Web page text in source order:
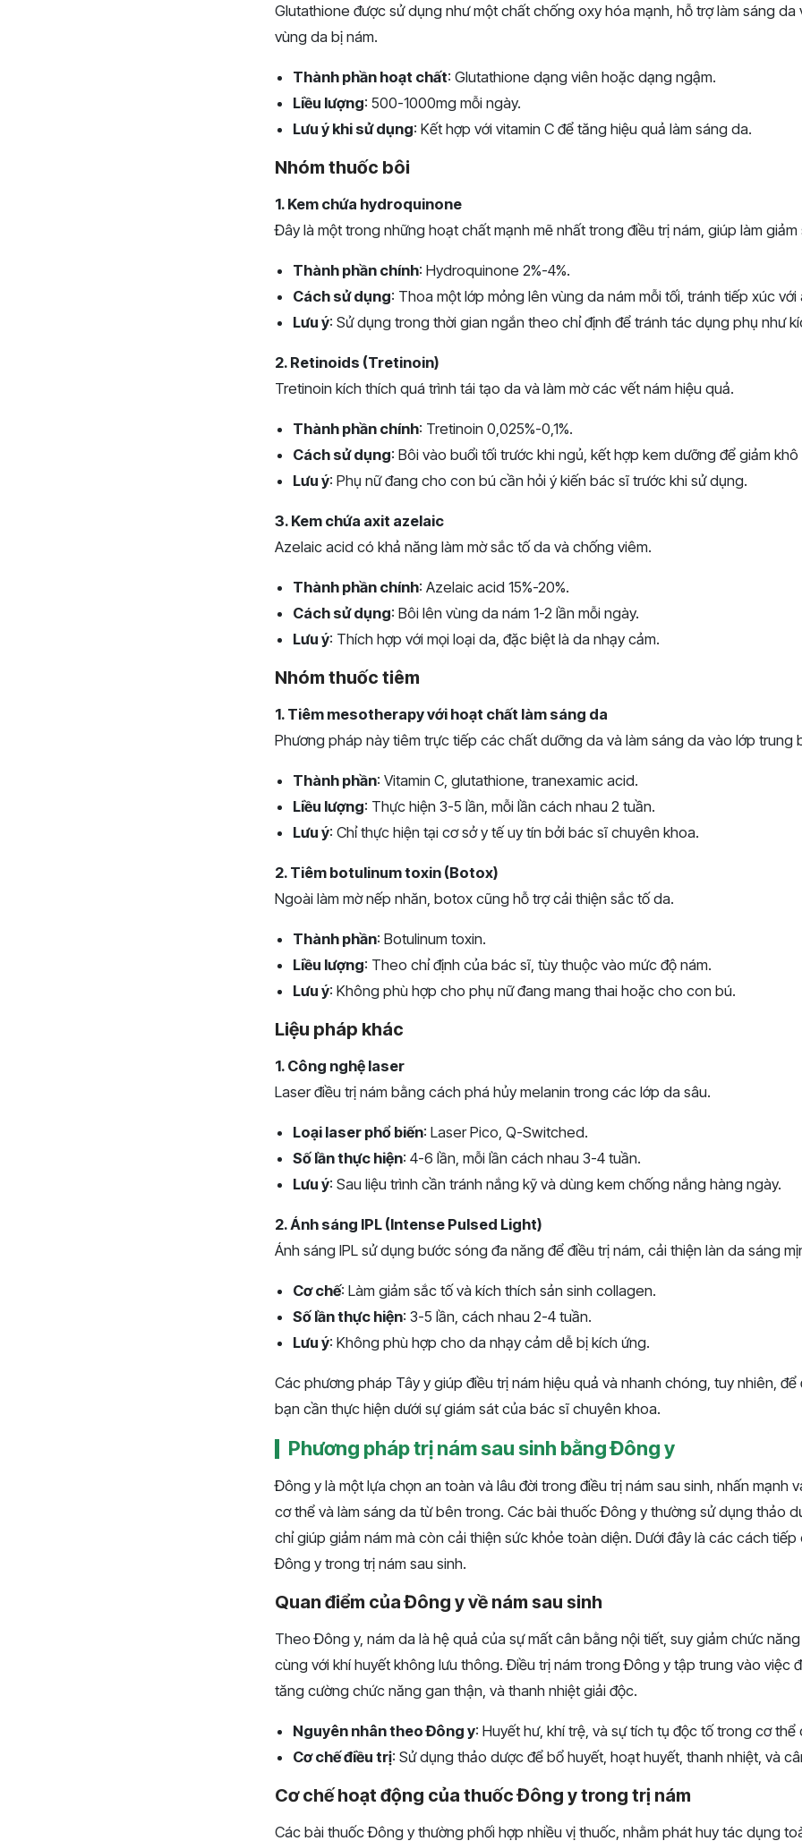
Glutathione được sử dụng như một chất chống oxy hóa mạnh, hỗ trợ làm sáng da
vùng da bị nám.
Thành phần hoạt chất: Glutathione dạng viên hoặc dạng ngậm.
Liều lượng: 500-1000mg mỗi ngày.
Lưu ý khi sử dụng: Kết hợp với vitamin C để tăng hiệu quả làm sáng da.
Nhóm thuốc bôi
1. Kem chứa hydroquinone
Đây là một trong những hoạt chất mạnh mẽ nhất trong điều trị nám, giúp làm giảm
Thành phần chính: Hydroquinone 2%-4%.
Cách sử dụng: Thoa một lớp mỏng lên vùng da nám mỗi tối, tránh tiếp xúc với
Lưu ý: Sử dụng trong thời gian ngắn theo chỉ định để tránh tác dụng phụ như
2. Retinoids (Tretinoin)
Tretinoin kích thích quá trình tái tạo da và làm mờ các vết nám hiệu quả.
Thành phần chính: Tretinoin 0,025%-0,1%.
Cách sử dụng: Bôi vào buổi tối trước khi ngủ, kết hợp kem dưỡng để giảm khô
Lưu ý: Phụ nữ đang cho con bú cần hỏi ý kiến bác sĩ trước khi sử dụng.
3. Kem chứa axit azelaic
Azelaic acid có khả năng làm mờ sắc tố da và chống viêm.
Thành phần chính: Azelaic acid 15%-20%.
Cách sử dụng: Bôi lên vùng da nám 1-2 lần mỗi ngày.
Lưu ý: Thích hợp với mọi loại da, đặc biệt là da nhạy cảm.
Nhóm thuốc tiêm
1. Tiêm mesotherapy với hoạt chất làm sáng da
Phương pháp này tiêm trực tiếp các chất dưỡng da và làm sáng da vào lớp trung
Thành phần: Vitamin C, glutathione, tranexamic acid.
Liều lượng: Thực hiện 3-5 lần, mỗi lần cách nhau 2 tuần.
Lưu ý: Chỉ thực hiện tại cơ sở y tế uy tín bởi bác sĩ chuyên khoa.
2. Tiêm botulinum toxin (Botox)
Ngoài làm mờ nếp nhăn, botox cũng hỗ trợ cải thiện sắc tố da.
Thành phần: Botulinum toxin.
Liều lượng: Theo chỉ định của bác sĩ, tùy thuộc vào mức độ nám.
Lưu ý: Không phù hợp cho phụ nữ đang mang thai hoặc cho con bú.
Liệu pháp khác
1. Công nghệ laser
Laser điều trị nám bằng cách phá hủy melanin trong các lớp da sâu.
Loại laser phổ biến: Laser Pico, Q-Switched.
Số lần thực hiện: 4-6 lần, mỗi lần cách nhau 3-4 tuần.
Lưu ý: Sau liệu trình cần tránh nắng kỹ và dùng kem chống nắng hàng ngày.
2. Ánh sáng IPL (Intense Pulsed Light)
Ánh sáng IPL sử dụng bước sóng đa năng để điều trị nám, cải thiện làn da sáng
Cơ chế: Làm giảm sắc tố và kích thích sản sinh collagen.
Số lần thực hiện: 3-5 lần, cách nhau 2-4 tuần.
Lưu ý: Không phù hợp cho da nhạy cảm dễ bị kích ứng.
Các phương pháp Tây y giúp điều trị nám hiệu quả và nhanh chóng, tuy nhiên,
bạn cần thực hiện dưới sự giám sát của bác sĩ chuyên khoa.
Phương pháp trị nám sau sinh bằng Đông y
Đông y là một lựa chọn an toàn và lâu đời trong điều trị nám sau sinh, nhấn mạnh
cơ thể và làm sáng da từ bên trong. Các bài thuốc Đông y thường sử dụng thảo
chỉ giúp giảm nám mà còn cải thiện sức khỏe toàn diện. Dưới đây là các cách
Đông y trong trị nám sau sinh.
Quan điểm của Đông y về nám sau sinh
Theo Đông y, nám da là hệ quả của sự mất cân bằng nội tiết, suy giảm chức
cùng với khí huyết không lưu thông. Điều trị nám trong Đông y tập trung vào việc
tăng cường chức năng gan thận, và thanh nhiệt giải độc.
Nguyên nhân theo Đông y: Huyết hư, khí trệ, và sự tích tụ độc tố trong cơ thể
Cơ chế điều trị: Sử dụng thảo dược để bổ huyết, hoạt huyết, thanh nhiệt, và
Cơ chế hoạt động của thuốc Đông y trong trị nám
Các bài thuốc Đông y thường phối hợp nhiều vị thuốc, nhằm phát huy tác dụng